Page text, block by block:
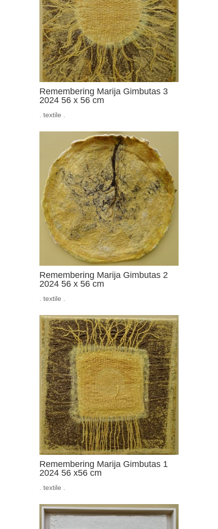
Remembering Marija Gimbutas 3
2024 56 x 56 cm
. textile .
Remembering Marija Gimbutas 2
2024 56 x 56 cm
. textile .
Remembering Marija Gimbutas 1
2024 56 x56 cm
. textile .